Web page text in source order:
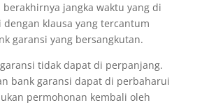
jangka waktu yang di
dengan klausa yang tercantum
garansi yang bersangkutan.
tidak dapat di perpanjang.
bank garansi dapat di perbaharui
permohonan kembali oleh